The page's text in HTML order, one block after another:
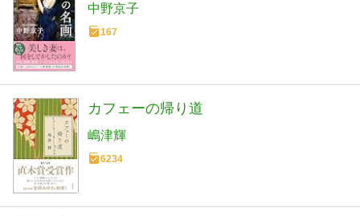
中野京子
167
カフェーの帰り道
嶋津輝
6234